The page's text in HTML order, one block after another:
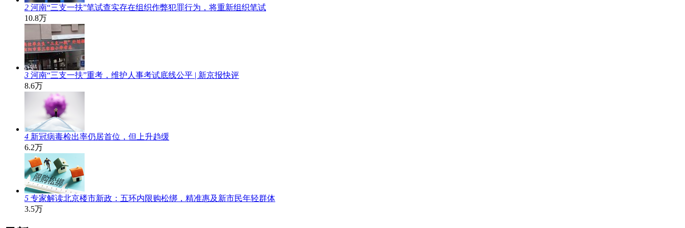
2 河南“三支一扶”笔试查实存在组织作弊犯罪行为，将重新组织笔试
10.8万
3 河南“三支一扶”重考，维护人事考试底线公平 | 新京报快评
8.6万
4 新冠病毒检出率仍居首位，但上升趋缓
6.2万
5 专家解读北京楼市新政：五环内限购松绑，精准惠及新市民年轻群体
3.5万